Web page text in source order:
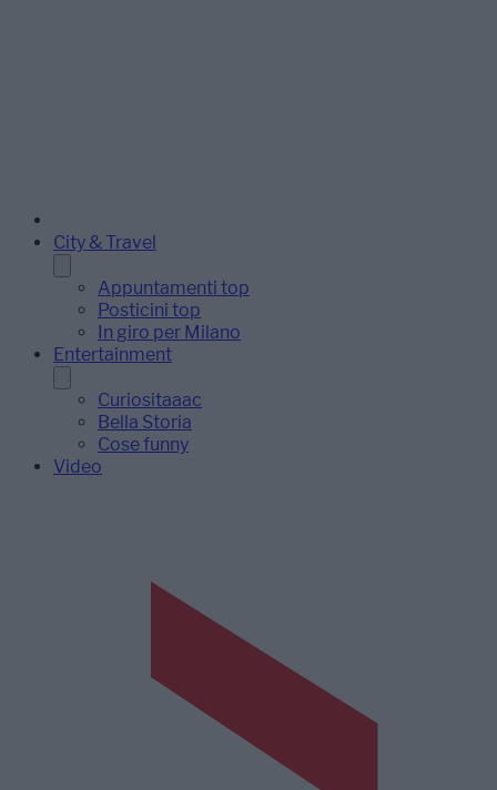
City & Travel
Appuntamenti top
Posticini top
In giro per Milano
Entertainment
Curiositaaac
Bella Storia
Cose funny
Video